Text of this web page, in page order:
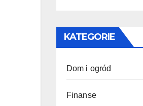
KATEGORIE
Dom i ogród
Finanse